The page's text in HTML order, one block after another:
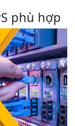
phù hợp